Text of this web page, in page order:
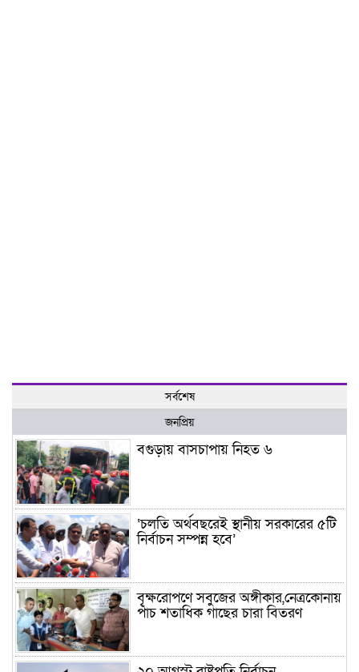
সর্বশেষ
জনপ্রিয়
বগুড়ায় বাসচাপায় নিহত ৬
‘চলতি অর্থবছরেই স্থানীয় সরকারের ৫টি
নির্বাচন সম্পন্ন হবে’
বৃক্ষরোপণে সবুজের অঙ্গীকার,নেত্রকোনায়
পাঁচ শতাধিক গাছের চারা বিতরণ